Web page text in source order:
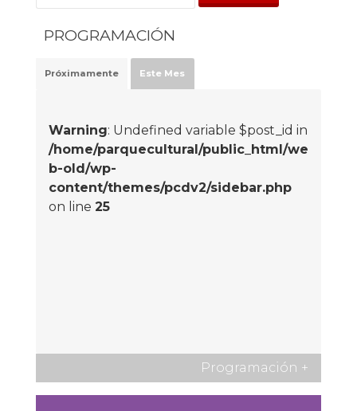
PROGRAMACIÓN
Próximamente Este Mes
Warning: Undefined variable $post_id in
/home/parquecultural/public_html/we
b-old/wp-
content/themes/pcdv2/sidebar.php
on line 25
Programación +